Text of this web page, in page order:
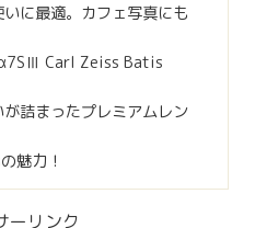
いに最適。カフェ写真にも
α7SⅢ Carl Zeiss Batis
が詰まったプレミアムレン
魅力！
ーリンク